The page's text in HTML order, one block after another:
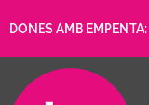
DONES AMB EMPENTA: